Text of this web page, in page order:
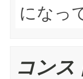
になっ
コンス